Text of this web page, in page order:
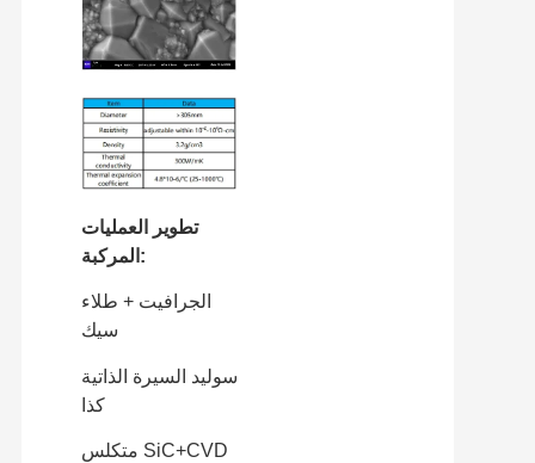
تطوير العمليات
المركبة:
الجرافيت + طلاء
سيك
سوليد السيرة الذاتية
كذا
متكلس SiC+CVD